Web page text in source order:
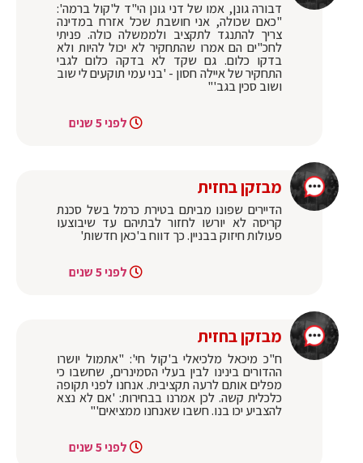
דבורה גונן, אמו של דני גונן הי"ד ל'קול ברמה':
"כאם שכולה, אני חושבת שכל אזרח במדינה
צריך להתנגד לתקציב ולממשלה כולה. פניתי
לחכ"ים הם אמרו שהתחקיר לא יכול להיות ולא
בדקו כלום. גם שקד לא בדקה כלום לגבי
התחקיר של איילה חסון - 'בני עמי תוקעים לי שוב
ושוב סכין בגב'"
לפני 5 שנים
מבזקן בחזית
הדיירים שפונו מביתם בטירת כרמל בשל סכנת
קריסה לא יורשו לחזור לבתיהם עד שיבוצעו
פעולות חיזוק בבניין. כך דווח ב'כאן חדשות'
לפני 5 שנים
מבזקן בחזית
ח"כ מיכאל מלכיאלי ב'קול חי': "אתמול יושרו
ההדורים בינינו לבין בעלי הסמינרים, שחשבו כי
מפלים אותם לרעה תקציבית. אנחנו לפני תקופה
כלכלית קשה. לכן אמרנו בבחירות: 'אם לא נצא
להצביע יכו בנו. חשבו שאנחנו ממציאים'"
לפני 5 שנים